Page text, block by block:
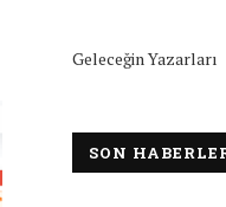
Geleceğin Yazarları
SON